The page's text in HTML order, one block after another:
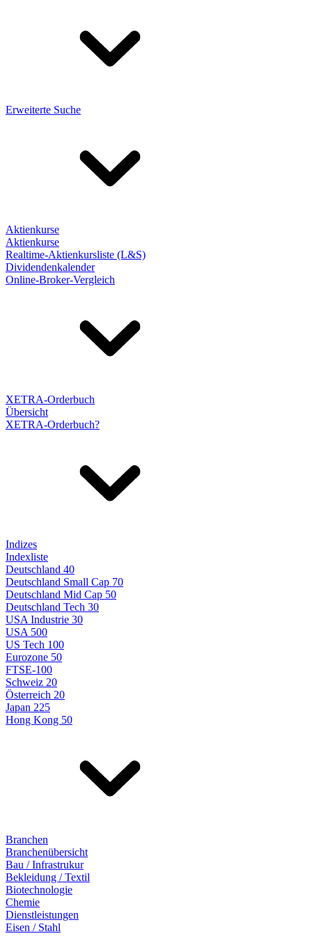
Erweiterte Suche
Aktienkurse
Aktienkurse
Realtime-Aktienkursliste (L&S)
Dividendenkalender
Online-Broker-Vergleich
XETRA-Orderbuch
Übersicht
XETRA-Orderbuch?
Indizes
Indexliste
Deutschland 40
Deutschland Small Cap 70
Deutschland Mid Cap 50
Deutschland Tech 30
USA Industrie 30
USA 500
US Tech 100
Eurozone 50
FTSE-100
Schweiz 20
Österreich 20
Japan 225
Hong Kong 50
Branchen
Branchenübersicht
Bau / Infrastrukur
Bekleidung / Textil
Biotechnologie
Chemie
Dienstleistungen
Eisen / Stahl